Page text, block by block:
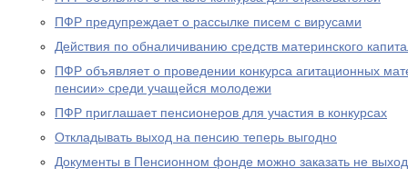
ПФР предупреждает о рассылке писем с вирусами
Действия по обналичиванию средств материнского
ПФР объявляет о проведении конкурса агитационных
пенсии» среди учащейся молодежи
ПФР приглашает пенсионеров для участия в конкурсах
Откладывать выход на пенсию теперь выгодно
Документы в Пенсионном фонде можно заказать не